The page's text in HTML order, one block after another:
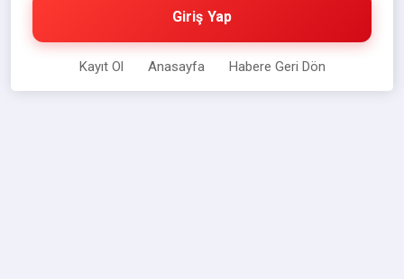
Giriş Yap
Kayıt Ol Anasayfa Habere Geri Dön